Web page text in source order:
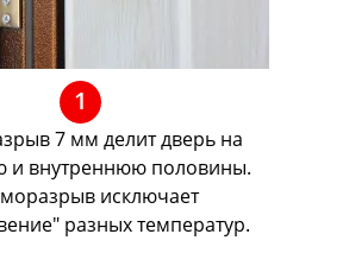
7 мм делит дверь на
внутреннюю половины.
исключает
разных температур.
1